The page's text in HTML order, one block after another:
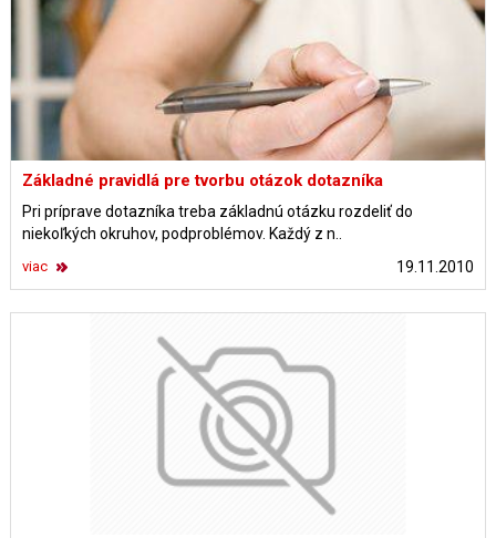
Základné pravidlá pre tvorbu otázok dotazníka
Pri príprave dotazníka treba základnú otázku rozdeliť do
niekoľkých okruhov, podproblémov. Každý z n..
19.11.2010
viac